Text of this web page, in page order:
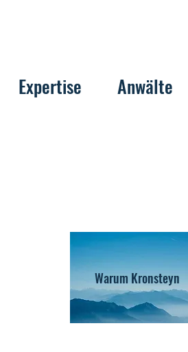
Expertise Anwälte
Warum Kronsteyn